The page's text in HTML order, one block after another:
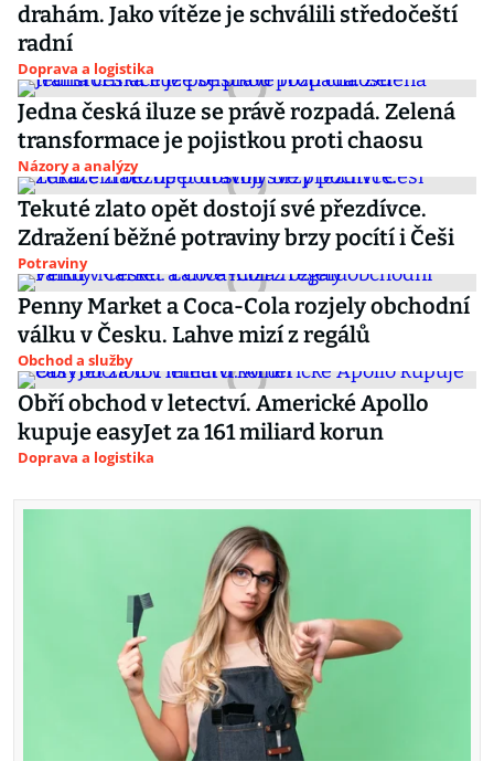
drahám. Jako vítěze je schválili středočeští
radní
Doprava a logistika
Jedna česká iluze se právě rozpadá. Zelená
transformace je pojistkou proti chaosu
Názory a analýzy
Tekuté zlato opět dostojí své přezdívce.
Zdražení běžné potraviny brzy pocítí i Češi
Potraviny
Penny Market a Coca-Cola rozjely obchodní
válku v Česku. Lahve mizí z regálů
Obchod a služby
Obří obchod v letectví. Americké Apollo
kupuje easyJet za 161 miliard korun
Doprava a logistika